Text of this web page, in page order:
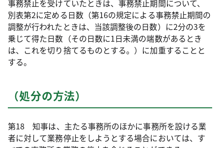
事務禁止を受けていたときは、事務禁止期間について、
別表第2に定める日数（第16の規定による事務禁止期間の
調整が行われたときは、当該調整後の日数）に2分の3を
乗じて得た日数（その日数に1日未満の端数があるとき
は、これを切り捨てるものとする。）に加重することと
する。
（処分の方法）
第18 知事は、主たる事務所のほかに事務所を設ける業
者に対して業務停止をしようとする場合においては、す